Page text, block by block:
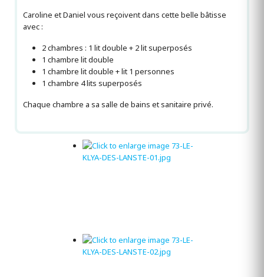
Caroline et Daniel vous reçoivent dans cette belle bâtisse
avec :
2 chambres : 1 lit double + 2 lit superposés
1 chambre lit double
1 chambre lit double + lit 1 personnes
1 chambre 4 lits superposés
Chaque chambre a sa salle de bains et sanitaire privé.